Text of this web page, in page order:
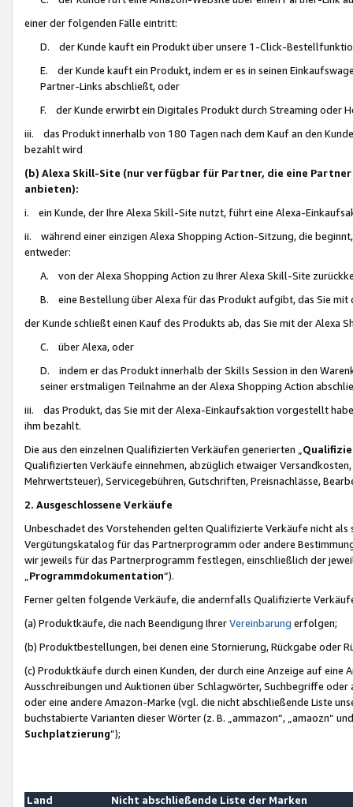
einer der folgenden Fälle eintritt:
D. der Kunde kauft ein Produkt über unsere 1-Click-
E. der Kunde kauft ein Produkt, indem er es in seinen
Partner-Links abschließt, oder
F. der Kunde erwirbt ein Digitales Produkt durch Streaming oder
iii. das Produkt innerhalb von 180 Tagen nach dem Kauf an den
bezahlt wird
(b) Alexa Skill-Site (nur verfügbar für Partner, die eine
anbieten):
i. ein Kunde, der Ihre Alexa Skill-Site nutzt, führt eine Alexa-
ii. während einer einzigen Alexa Shopping Action-Sitzung, die
entweder:
A. von der Alexa Shopping Action zu Ihrer Alexa Skill-Site
B. eine Bestellung über Alexa für das Produkt aufgibt, das Sie mit
der Kunde schließt einen Kauf des Produkts ab, das Sie mit der Alexa
C. über Alexa, oder
D. indem er das Produkt innerhalb der Skills Session in den
seiner erstmaligen Teilnahme an der Alexa Shopping Action
iii. das Produkt, das Sie mit der Alexa-Einkaufsaktion vorgestellt
ihm bezahlt.
Die aus den einzelnen Qualifizierten Verkäufen generierten „
Qualifizierten Verkäufe einnehmen, abzüglich etwaiger
Mehrwertsteuer), Servicegebühren, Gutschriften, Preisnachlässe,
2. Ausgeschlossene Verkäufe
Unbeschadet des Vorstehenden gelten Qualifizierte Verkäufe nicht
Vergütungskatalog für das Partnerprogramm oder andere
wir jeweils für das Partnerprogramm festlegen, einschließlich der
Programmdokumentation“).
Ferner gelten folgende Verkäufe, die andernfalls Qualifizierte
(a) Produktkäufe, die nach Beendigung IhrerVereinbarung erfolgen;
(b) Produktbestellungen, bei denen eine Stornierung, Rückgabe oder
(c) Produktkäufe durch einen Kunden, der durch eine Anzeige auf
Ausschreibungen und Auktionen über Schlagwörter, Suchbegriffe
oder eine andere Amazon-Marke (vgl. die nicht abschließende Liste
buchstabierte Varianten dieser Wörter (z. B. „ammazon“, „amaozn“
Suchplatzierung”);
Land
Nicht abschließende Liste der Marken